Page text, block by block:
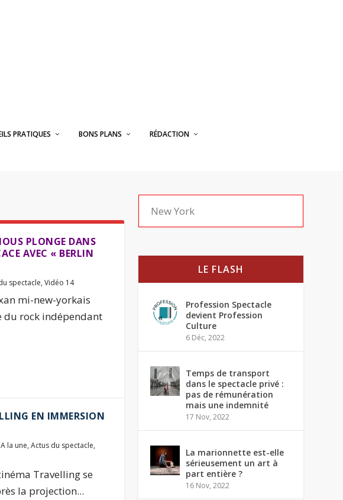
PRATIQUES BONS PLANS RÉDACTION
PLONGE DANS
AVEC « BERLIN
spectacle, Vidéo 14
mi-new-yorkais
du rock indépendant
EN IMMERSION
A la une, Actus du spectacle,
Travelling se
la projection...
LE FLASH
Profession Spectacle
devient Profession
Culture
6 Déc, 2022
Temps de transport
dans le spectacle privé :
pas de rémunération
mais une indemnité
17 Nov, 2022
La marionnette est-elle
sérieusement un art à
part entière ?
16 Nov, 2022